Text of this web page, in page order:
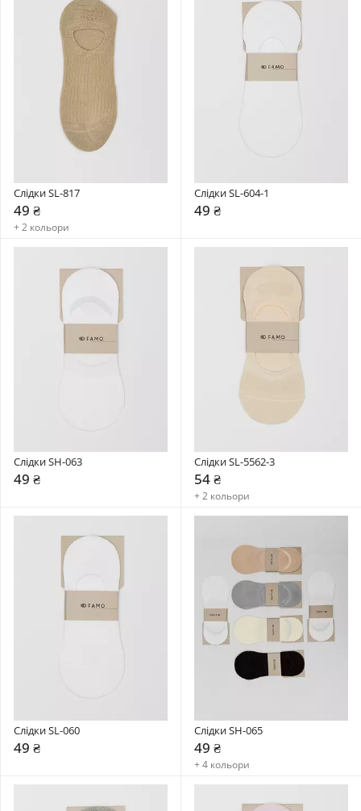
Слідки SL-817
49 ₴
+ 2 кольори
Слідки SL-604-1
49 ₴
Слідки SH-063
49 ₴
Слідки SL-5562-3
54 ₴
+ 2 кольори
Слідки SL-060
49 ₴
Слідки SH-065
49 ₴
+ 4 кольори